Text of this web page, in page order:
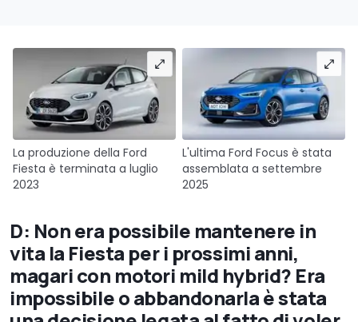
La produzione della Ford
Fiesta è terminata a luglio
2023
L'ultima Ford Focus è stata
assemblata a settembre
2025
D: Non era possibile mantenere in
vita la Fiesta per i prossimi anni,
magari con motori mild hybrid? Era
impossibile o abbandonarla è stata